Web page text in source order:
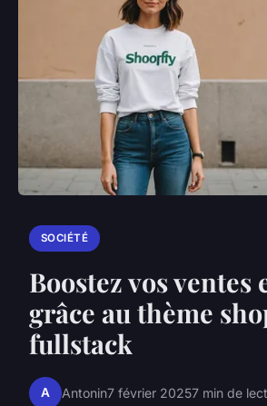
SOCIÉTÉ
Boostez vos ventes
grâce au thème
fullstack
A Antonin7 février 20257 min de